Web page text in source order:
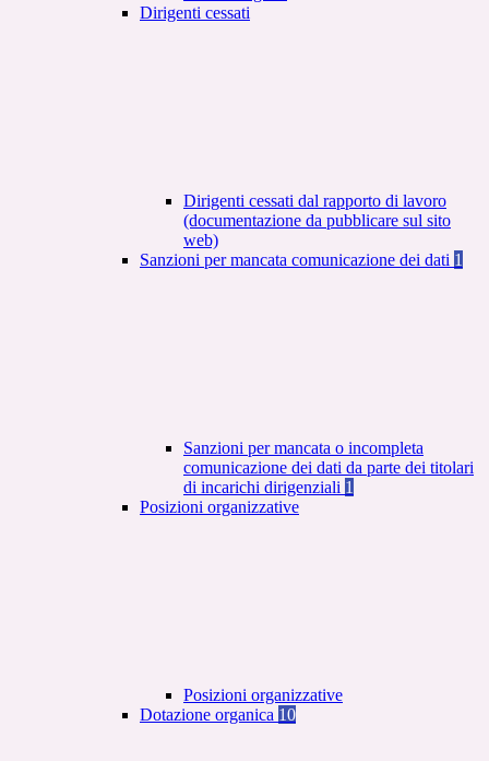
Dirigenti cessati
Dirigenti cessati dal rapporto di lavoro
(documentazione da pubblicare sul sito
web)
Sanzioni per mancata comunicazione dei dati 1
Sanzioni per mancata o incompleta
comunicazione dei dati da parte dei titolari
di incarichi dirigenziali 1
Posizioni organizzative
Posizioni organizzative
Dotazione organica 10